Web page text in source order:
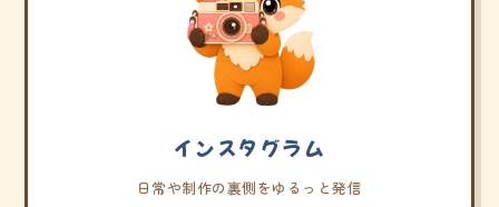
インスタグラム
日常や制作の裏側をゆるっと発信